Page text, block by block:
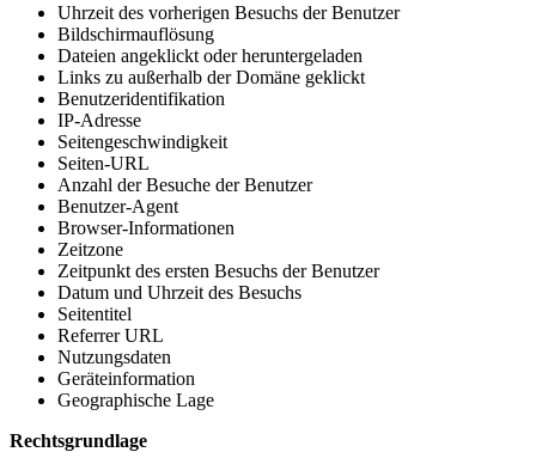
Uhrzeit des vorherigen Besuchs der Benutzer
Bildschirmauflösung
Dateien angeklickt oder heruntergeladen
Links zu außerhalb der Domäne geklickt
Benutzeridentifikation
IP-Adresse
Seitengeschwindigkeit
Seiten-URL
Anzahl der Besuche der Benutzer
Benutzer-Agent
Browser-Informationen
Zeitzone
Zeitpunkt des ersten Besuchs der Benutzer
Datum und Uhrzeit des Besuchs
Seitentitel
Referrer URL
Nutzungsdaten
Geräteinformation
Geographische Lage
Rechtsgrundlage